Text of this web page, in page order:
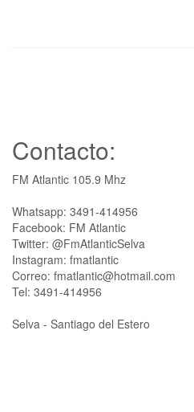
Contacto:
FM Atlantic 105.9 Mhz
Whatsapp: 3491-414956
Facebook: FM Atlantic
Twitter: @FmAtlanticSelva
Instagram: fmatlantic
Correo: fmatlantic@hotmail.com
Tel: 3491-414956
Selva - Santiago del Estero